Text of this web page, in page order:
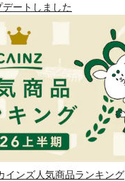
ートしました
インズ人気商品ランキング